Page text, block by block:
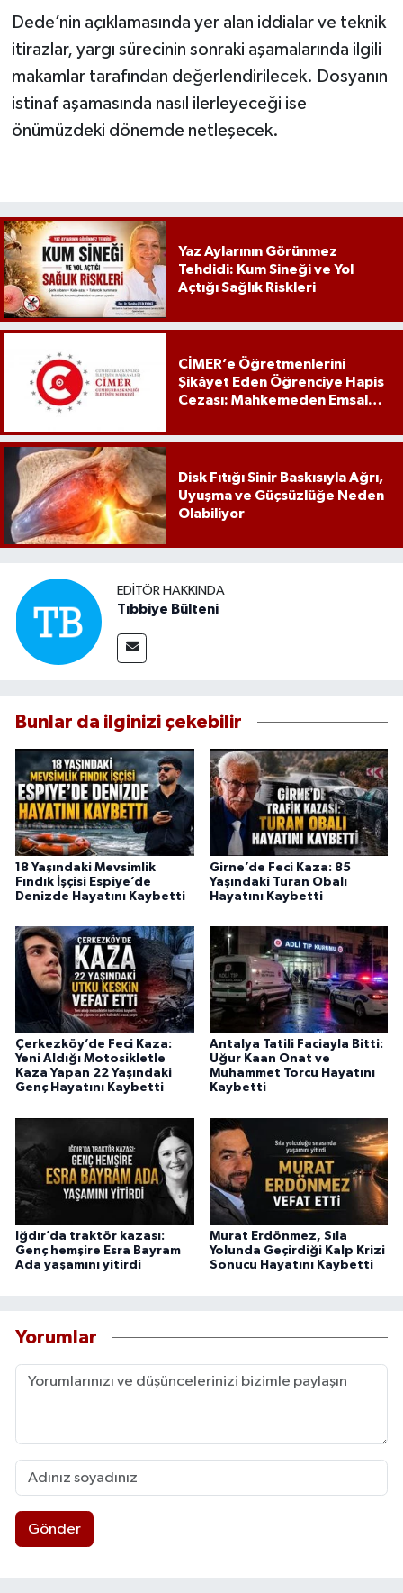
Dede’nin açıklamasında yer alan iddialar ve teknik
itirazlar, yargı sürecinin sonraki aşamalarında ilgili
makamlar tarafından değerlendirilecek. Dosyanın
istinaf aşamasında nasıl ilerleyeceği ise
önümüzdeki dönemde netleşecek.
Yaz Aylarının Görünmez
Tehdidi: Kum Sineği ve Yol
Açtığı Sağlık Riskleri
CİMER’e Öğretmenlerini
Şikâyet Eden Öğrenciye Hapis
Cezası: Mahkemeden Emsal
Disk Fıtığı Sinir Baskısıyla Ağrı,
Uyuşma ve Güçsüzlüğe Neden
Olabiliyor
EDITÖR HAKKINDA
Tıbbiye Bülteni
Bunlar da ilginizi çekebilir
18 Yaşındaki Mevsimlik
Fındık İşçisi Espiye’de
Denizde Hayatını Kaybetti
Girne’de Feci Kaza: 85
Yaşındaki Turan Obalı
Hayatını Kaybetti
Çerkezköy’de Feci Kaza:
Yeni Aldığı Motosikletle
Kaza Yapan 22 Yaşındaki
Genç Hayatını Kaybetti
Antalya Tatili Faciayla Bitti:
Uğur Kaan Onat ve
Muhammet Torcu Hayatını
Kaybetti
Iğdır’da traktör kazası:
Genç hemşire Esra Bayram
Ada yaşamını yitirdi
Murat Erdönmez, Sıla
Yolunda Geçirdiği Kalp Krizi
Sonucu Hayatını Kaybetti
Yorumlar
Gönder